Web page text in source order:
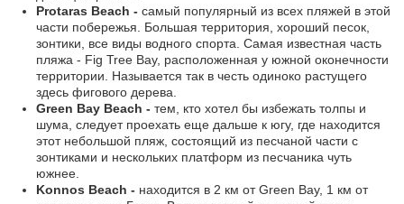
Protaras Beach - самый популярный из всех пляжей в этой
части побережья. Большая территория, хороший песок,
зонтики, все виды водного спорта. Самая известная часть
пляжа - Fig Tree Bay, расположенная у южной оконечности
территории. Называется так в честь одиноко растущего
здесь фигового дерева.
Green Bay Beach - тем, кто хотел бы избежать толпы и
шума, следует проехать еще дальше к югу, где находится
этот небольшой пляж, состоящий из песчаной части с
зонтиками и нескольких платформ из песчаника чуть
южнее.
Konnos Beach - находится в 2 км от Green Bay, 1 км от